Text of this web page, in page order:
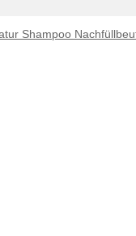
Shampoo